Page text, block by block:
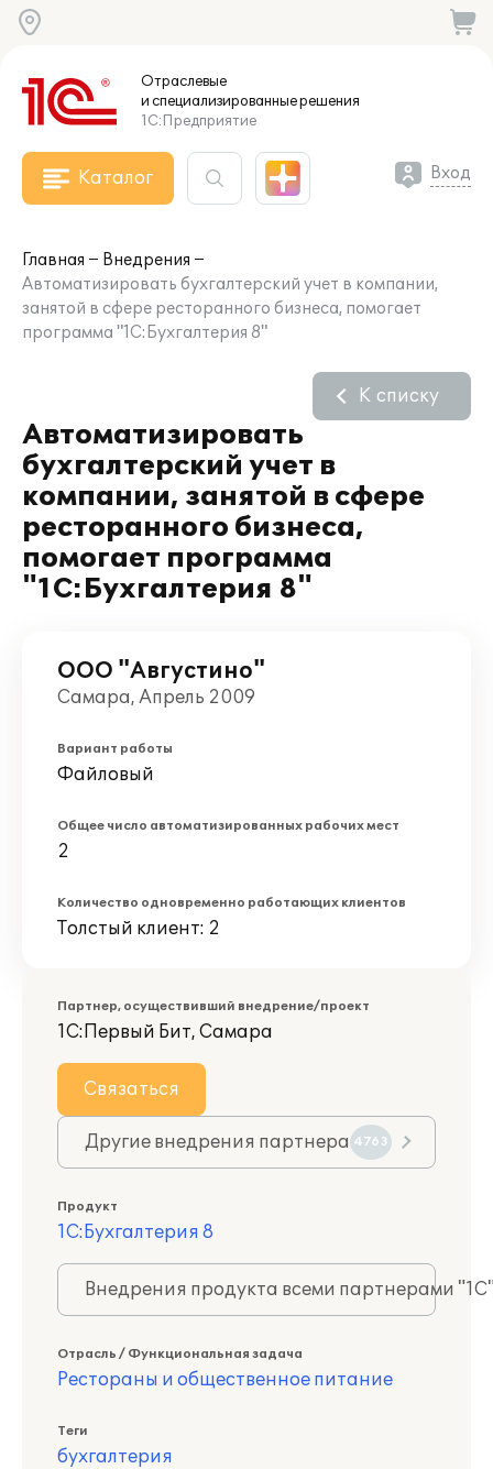
Отраслевые
и специализированныерешения
1С:Предприятие
Каталог Вход
Главная
Внедрения
Автоматизировать бухгалтерский учет в компании,
занятой в сфере ресторанного бизнеса, помогает
программа "1С:Бухгалтерия 8"
Автоматизировать
бухгалтерский учет в
компании, занятой в сфере
ресторанного бизнеса,
помогает программа
"1С:Бухгалтерия 8"
К списку
ООО "Августино"
Самара, Апрель 2009
Вариант работы
Файловый
Общее число автоматизированных рабочих мест
2
Количество одновременно работающих клиентов
Толстый клиент: 2
Партнер, осуществивший внедрение/проект
1С:Первый Бит, Самара
Связаться
Другие внедрения партнера 4763
Продукт
1С:Бухгалтерия 8
Внедрения продукта всеми партнерами
Отрасль / Функциональная задача
Рестораны и общественное питание
Теги
бухгалтерия